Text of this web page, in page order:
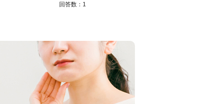
回答数： 1